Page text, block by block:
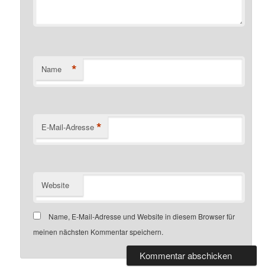
Name *
E-Mail-Adresse *
Website
Name, E-Mail-Adresse und Website in diesem Browser für
meinen nächsten Kommentar speichern.